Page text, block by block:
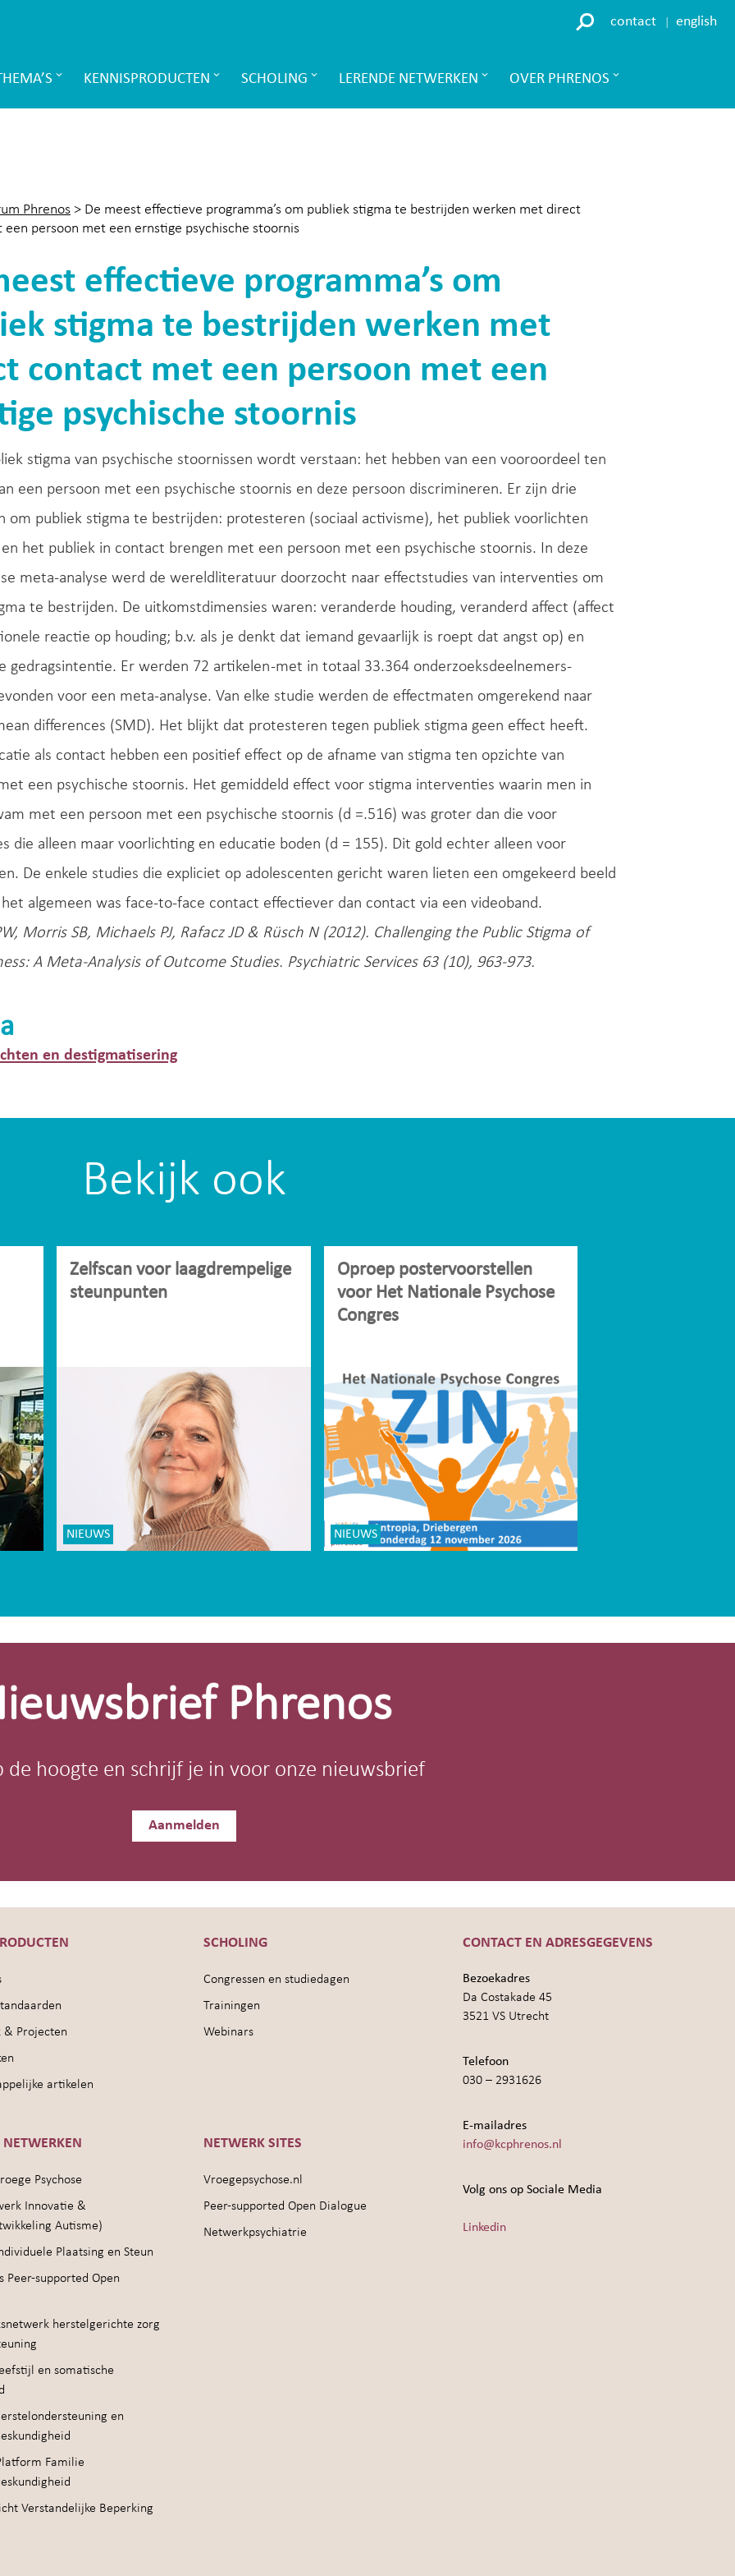
contact english
KENNISPRODUCTEN SCHOLING LERENDE NETWERKEN OVER PHRENOS
Phrenos > De meest effectieve programma’s om publiek stigma te bestrijden werken met direct
persoon met een ernstige psychische stoornis
effectieve programma’s om
stigma te bestrijden werken met
contact met een persoon met een
psychische stoornis
stigma van psychische stoornissen wordt verstaan: het hebben van een vooroordeel ten
een persoon met een psychische stoornis en deze persoon discrimineren. Er zijn drie
om publiek stigma te bestrijden: protesteren (sociaal activisme), het publiek voorlichten
het publiek in contact brengen met een persoon met een psychische stoornis. In deze
meta-analyse werd de wereldliteratuur doorzocht naar effectstudies van interventies om
te bestrijden. De uitkomstdimensies waren: veranderde houding, veranderd affect (affect
reactie op houding; b.v. als je denkt dat iemand gevaarlijk is roept dat angst op) en
gedragsintentie. Er werden 72 artikelen -met in totaal 33.364 onderzoeksdeelnemers-
voor een meta-analyse. Van elke studie werden de effectmaten omgerekend naar
differences (SMD). Het blijkt dat protesteren tegen publiek stigma geen effect heeft.
als contact hebben een positief effect op de afname van stigma ten opzichte van
een psychische stoornis. Het gemiddeld effect voor stigma interventies waarin men in
met een persoon met een psychische stoornis (d =.516) was groter dan die voor
die alleen maar voorlichting en educatie boden (d = 155). Dit gold echter alleen voor
De enkele studies die expliciet op adolescenten gericht waren lieten een omgekeerd beeld
algemeen was face-to-face contact effectiever dan contact via een videoband.
Morris SB, Michaels PJ, Rafacz JD & Rüsch N (2012). Challenging the Public Stigma of
A Meta-Analysis of Outcome Studies. Psychiatric Services 63 (10), 963-973.
en destigmatisering
Bekijk ook
Zelfscan voor laagdrempelige
steunpunten
NIEUWS
Oproep postervoorstellen
voor Het Nationale Psychose
Congres
NIEUWS
Phrenos
de hoogte en schrijf je in voor onze nieuwsbrief
Aanmelden
& Projecten
artikelen
SCHOLING
Congressen en studiedagen
Trainingen
Webinars
NETWERKEN
Psychose
Innovatie &
Autisme)
Plaatsing en Steun
Peer-supported Open
herstelgerichte zorg
en somatische
en
Familie
Verstandelijke Beperking
NETWERK SITES
Vroegepsychose.nl
Peer-supported Open Dialogue
Netwerkpsychiatrie
CONTACT EN ADRESGEGEVENS
Bezoekadres
Da Costakade 45
3521 VS Utrecht
Telefoon
030 – 2931626
E-mailadres
info@kcphrenos.nl
Volg ons op Sociale Media
Linkedin